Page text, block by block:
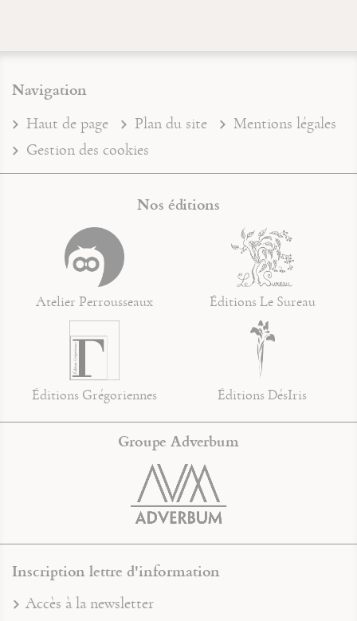
Navigation
Haut de page Plan du site
Mentions légales
Gestion des cookies
Nos éditions
Atelier Perrousseaux Éditions Le Sureau
Éditions Grégoriennes Éditions DésIris
Groupe Adverbum
Inscription lettre d'information
Accès à la newsletter